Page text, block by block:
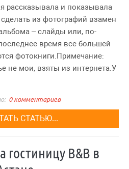
рассказывала и показывала
из фотографий взамен
– слайды или, по-
время все большей
фотокниги.Примечание:
не мои, взяты из интернета.У
0 комментариев
СТАТЬЮ...
гостиницу B&B в